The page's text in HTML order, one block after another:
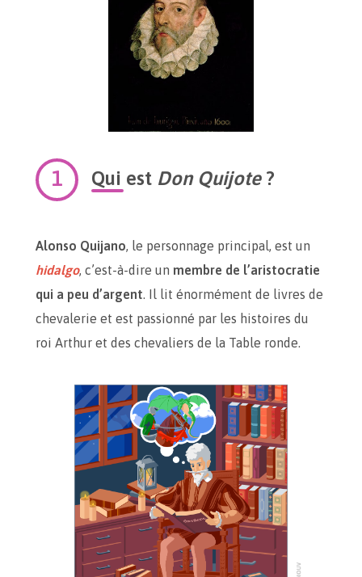
Qui est Don Quijote?
Alonso Quijano, le personnage principal, est un
hidalgo, c’est-à-dire un membre de l’aristocratie
qui a peu d’argent. Il lit énormément de livres de
chevalerie et est passionné par les histoires du
roi Arthur et des chevaliers de la Table ronde.